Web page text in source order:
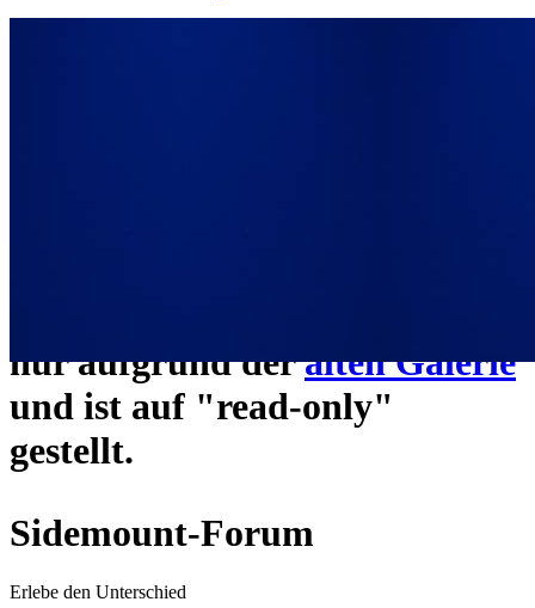
nur aufgrund deralten Galerie
und ist auf "read-only"
gestellt.
Sidemount-Forum
Erlebe den Unterschied